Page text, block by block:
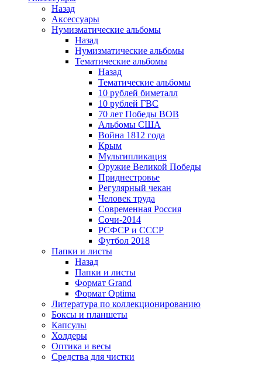
Назад
Аксессуары
Нумизматические альбомы
Назад
Нумизматические альбомы
Тематические альбомы
Назад
Тематические альбомы
10 рублей биметалл
10 рублей ГВС
70 лет Победы ВОВ
Альбомы США
Война 1812 года
Крым
Мультипликация
Оружие Великой Победы
Приднестровье
Регулярный чекан
Человек труда
Современная Россия
Сочи-2014
РСФСР и СССР
Футбол 2018
Папки и листы
Назад
Папки и листы
Формат Grand
Формат Optima
Литература по коллекционированию
Боксы и планшеты
Капсулы
Холдеры
Оптика и весы
Средства для чистки